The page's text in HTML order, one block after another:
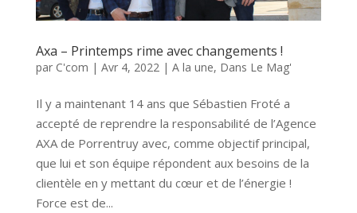
Axa – Printemps rime avec changements !
par C'com | Avr 4, 2022 | A la une, Dans Le Mag'
Il y a maintenant 14 ans que Sébastien Froté a
accepté de reprendre la responsabilité de l’Agence
AXA de Porrentruy avec, comme objectif principal,
que lui et son équipe répondent aux besoins de la
clientèle en y mettant du cœur et de l’énergie !
Force est de...